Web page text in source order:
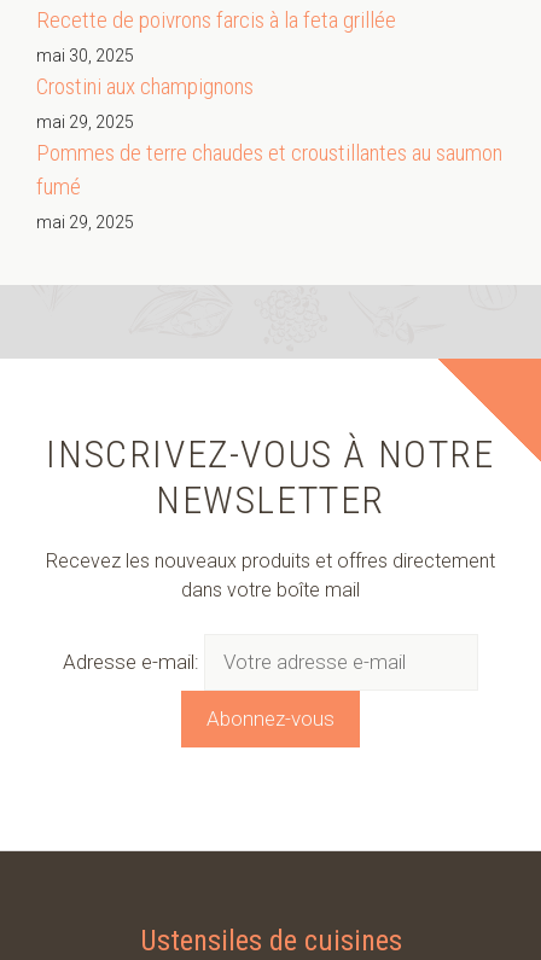
Recette de poivrons farcis à la feta grillée
mai 30, 2025
Crostini aux champignons
mai 29, 2025
Pommes de terre chaudes et croustillantes au saumon
fumé
mai 29, 2025
INSCRIVEZ-VOUS À NOTRE
NEWSLETTER
Recevez les nouveaux produits et offres directement
dans votre boîte mail
Adresse e-mail:
Ustensiles de cuisines